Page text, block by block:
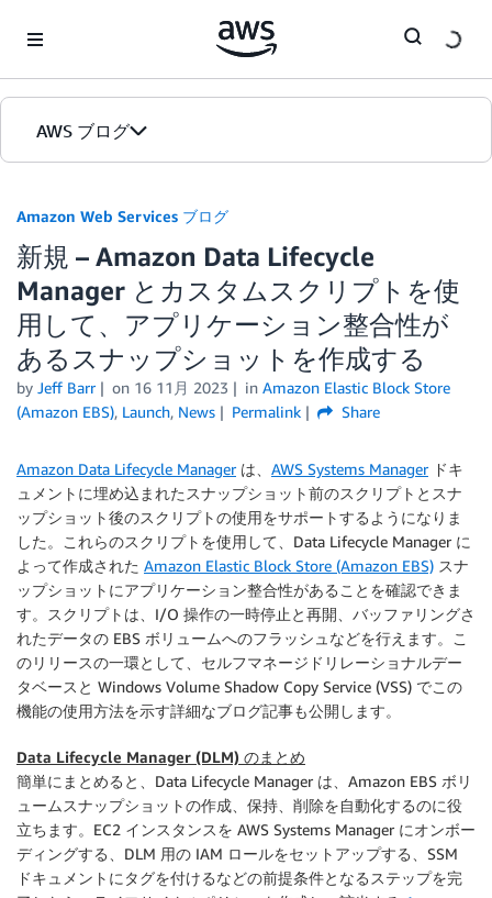
AWS ブログ
カテゴリ
エディション
Amazon Web Services ブログ
新規 – Amazon Data Lifecycle
Manager とカスタムスクリプトを使
用して、アプリケーション整合性が
あるスナップショットを作成する
by Jeff Barr on 16 11月 2023 in Amazon Elastic Block Store
(Amazon EBS), Launch, News Permalink Share
Amazon Data Lifecycle Managerは、 AWS Systems Managerドキ
ュメントに埋め込まれたスナップショット前のスクリプトとスナ
ップショット後のスクリプトの使用をサポートするようになりま
した。これらのスクリプトを使用して、 Data Lifecycle Manager に
よって作成された Amazon Elastic Block Store (Amazon EBS) スナ
ップショットにアプリケーション整合性があることを確認できま
す。スクリプトは、I/O 操作の一時停止と再開、バッファリングさ
れたデータの EBS ボリュームへのフラッシュなどを行えます。こ
のリリースの一環として、セルフマネージドリレーショナルデー
タベースと Windows Volume Shadow Copy Service (VSS) でこの
機能の使用方法を示す詳細なブログ記事も公開します。
Data Lifecycle Manager (DLM) のまとめ
簡単にまとめると、 Data Lifecycle Manager は、Amazon EBS ボリ
ュームスナップショットの作成、保持、削除を自動化するのに役
立ちます。EC2 インスタンスを AWS Systems Manager にオンボー
ディングする、DLM 用の IAM ロールをセットアップする、SSM
ドキュメントにタグを付けるなどの前提条件となるステップを完